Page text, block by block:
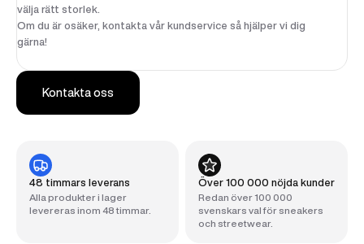
48 timmars leverans
Alla produkter i lager
levereras inom 48 timmar.
Över 100 000 nöjda kunder
Redan över 100 000
svenskars val för sneakers
och streetwear.
välja rätt storlek.
Om du är osäker, kontakta vår kundservice så hjälper vi dig
gärna!
Kontakta oss